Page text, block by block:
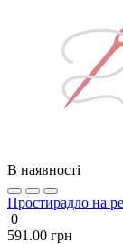
В наявності
Простирадло на
0
591.00 грн